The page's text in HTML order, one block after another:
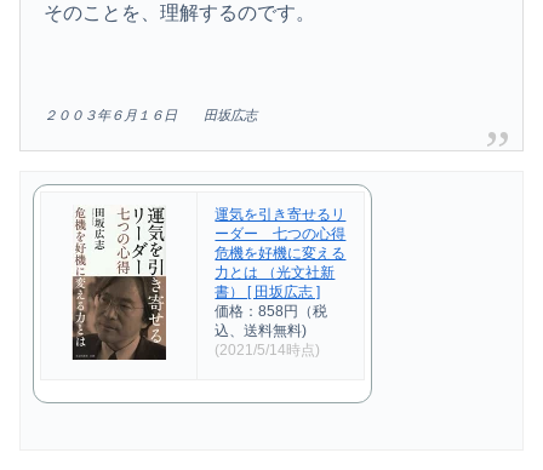
そのことを、理解するのです。
２００３年６月１６日 田坂広志
運気を引き寄せるリ
ーダー 七つの心得
危機を好機に変える
力とは （光文社新
書） [ 田坂広志 ]
価格：858円（税
込、送料無料)
(2021/5/14時点)